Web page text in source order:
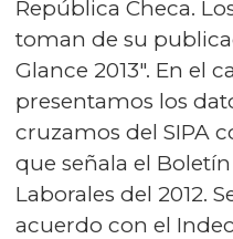
República Checa.
toman de su
Glance 2013". En el
presentamos los
cruzamos del SIPA
que señala el
Laborales del 2012.
acuerdo con el